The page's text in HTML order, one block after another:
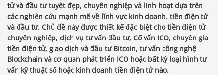
tử và đầu tư tuyệt đẹp, chuyên nghiệp và linh hoạt dựa trên
các nghiên cứu mạnh mẽ về lĩnh vực kinh doanh, tiền điện tử
và đầu tư. Chủ đề này được thiết kế đặc biệt cho tiền điện tử
chuyên nghiệp, dịch vụ tư vấn đầu tư, Cố vấn ICO, chuyên gia
tiền điện tử, giao dịch và đầu tư Bitcoin, tư vấn công nghệ
Blockchain và cơ quan phát triển ICO hoặc bất kỳ loại hình tư
vấn kỹ thuật số hoặc kinh doanh tiền điện tử nào.